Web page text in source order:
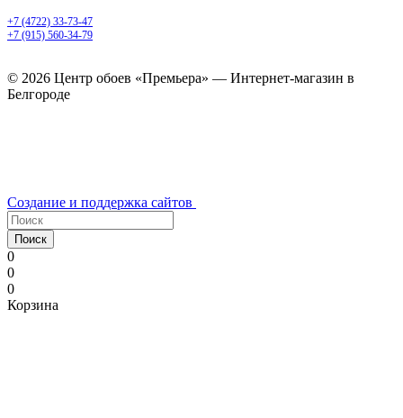
+7 (4722) 33-73-47
+7 (915) 560-34-79
© 2026 Центр обоев «Премьера» — Интернет-магазин в
Белгороде
Создание и поддержка сайтов
Поиск
0
0
0
Корзина